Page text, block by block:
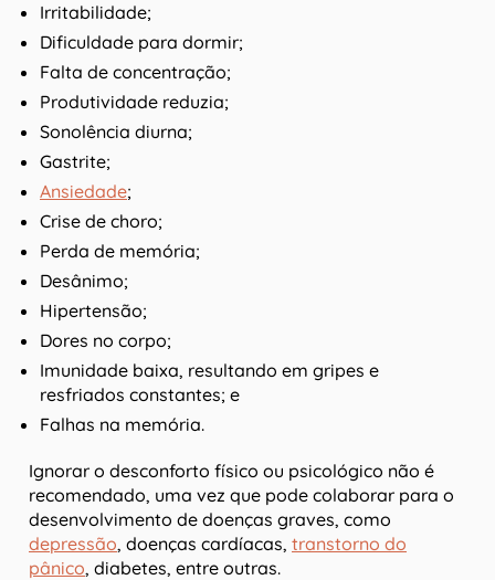
Irritabilidade;
Dificuldade para dormir;
Falta de concentração;
Produtividade reduzia;
Sonolência diurna;
Gastrite;
Ansiedade;
Crise de choro;
Perda de memória;
Desânimo;
Hipertensão;
Dores no corpo;
Imunidade baixa, resultando em gripes e
resfriados constantes; e
Falhas na memória.
Ignorar o desconforto físico ou psicológico não é
recomendado, uma vez que pode colaborar para o
desenvolvimento de doenças graves, como
depressão, doenças cardíacas, transtorno do
pânico, diabetes, entre outras.